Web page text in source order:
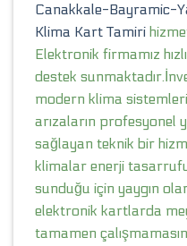
Canakkale-Bayramic-
Klima Kart Tamiri
Elektronik firmamız
destek
modern klima
arızaların profesyonel
sağlayan teknik bir
klimalar enerji
sunduğu için yaygın
elektronik kartlarda
tamamen